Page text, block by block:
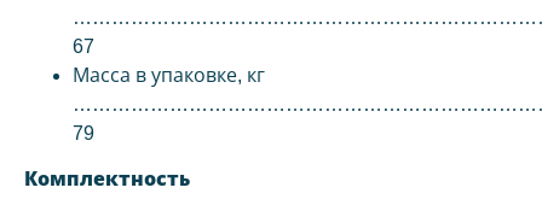
67
Масса в упаковке, кг
79
Комплектность